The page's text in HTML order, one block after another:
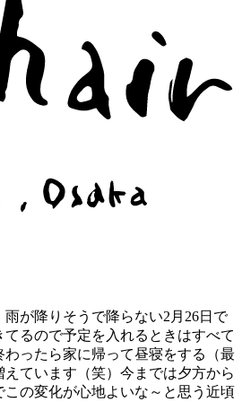
雨が降りそうで降らない2月26日で
るので予定を入れるときはすべて
ったら家に帰って昼寝をする（最
ています（笑）今までは夕方から
の変化が心地よいな～と思う近頃